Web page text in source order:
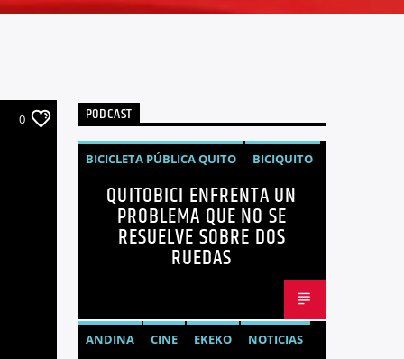
0 PODCAST
BICICLETA PÚBLICA QUITO
BICIQUITO
CICLOVÍAS QUITO
EDITORIAL
METRO DE QUITO BICICLETA
MOVILIDAD ACTIVA QUITO
NOTICIAS
QUITOBICI ENFRENTA UN
PROBLEMA QUE NO SE
RESUELVE SOBRE DOS
RUEDAS
ANDINA CINE EKEKO
NOTICIAS